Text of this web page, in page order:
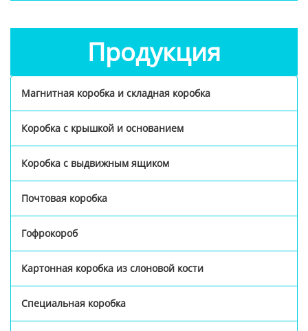
Продукция
Магнитная коробка и складная коробка
Коробка с крышкой и основанием
Коробка с выдвижным ящиком
Почтовая коробка
Гофрокороб
Картонная коробка из слоновой кости
Специальная коробка